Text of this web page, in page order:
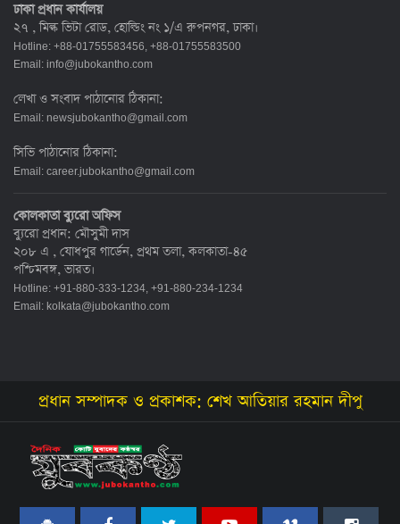
ঢাকা প্রধান কার্যালয়
২৭ , মিল্ক ভিটা রোড, হোল্ডিং নং ১/এ রুপনগর, ঢাকা।
Hotline: +88-01755583456, +88-01755583500
Email: info@jubokantho.com
লেখা ও সংবাদ পাঠানোর ঠিকানা:
Email: newsjubokantho@gmail.com
সিভি পাঠানোর ঠিকানা:
Email: career.jubokantho@gmail.com
কোলকাতা ব্যুরো অফিস
ব্যুরো প্রধান: মৌসুমী দাস
২০৮ এ , যোধপুর গার্ডেন, প্রথম তলা, কলকাতা-৪৫
পশ্চিমবঙ্গ, ভারত।
Hotline: +91-880-333-1234, +91-880-234-1234
Email: kolkata@jubokantho.com
প্রধান সম্পাদক ও প্রকাশক: শেখ আতিয়ার রহমান দীপু